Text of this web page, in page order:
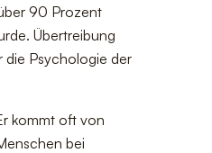
90 Prozent
Übertreibung
die Psychologie der
kommt oft von
bei